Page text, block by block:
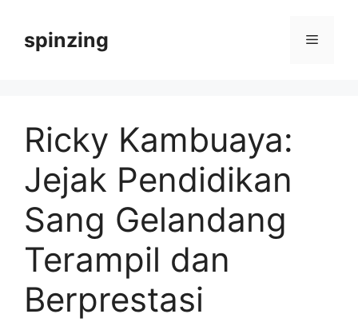
spinzing Menu
Ricky Kambuaya:
Jejak Pendidikan
Sang Gelandang
Terampil dan
Berprestasi